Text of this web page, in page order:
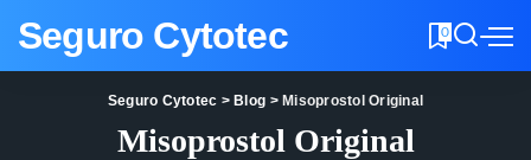
Seguro Cytotec 0
Seguro Cytotec > Blog > Misoprostol Original
Misoprostol Original